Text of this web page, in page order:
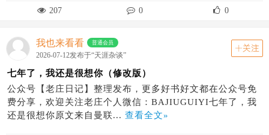
207 0 0
我也来看看 普通会员
2026-07-12发布于“天涯杂谈”
关注
七年了，我还是很想你（修改版）
公众号【老庄日记】整理发布，更多好书好文都在公众号免
费分享，欢迎关注老庄个人微信：BAJIUGUIYI七年了，我
还是很想你原文来自曼联... 查看全文»